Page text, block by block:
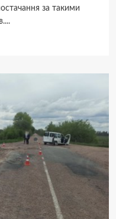
за такими